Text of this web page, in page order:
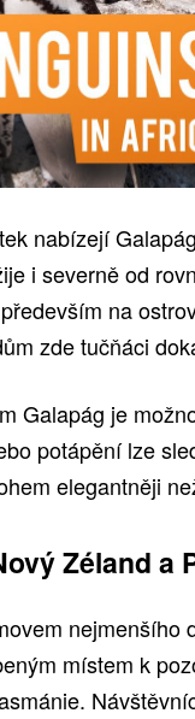
nabízejí
i severně od
na
zde tučňáci
Galapág je
potápění lze
elegantněji
Zéland a
nejmenšího
místem k